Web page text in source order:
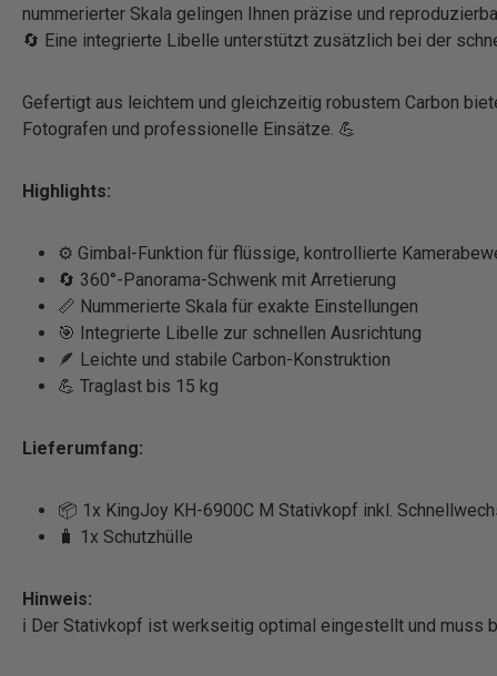
nummerierter Skala gelingen Ihnen präzise und
🔄 Eine integrierte Libelle unterstützt zusätzlich bei der
Gefertigt aus leichtem und gleichzeitig robustem Carbon
Fotografen und professionelle Einsätze. 💪
Highlights:
⚙️ Gimbal-Funktion für flüssige, kontrollierte
🔄 360°-Panorama-Schwenk mit Arretierung
📏 Nummerierte Skala für exakte Einstellungen
🎯 Integrierte Libelle zur schnellen Ausrichtung
🪶 Leichte und stabile Carbon-Konstruktion
💪 Traglast bis 15 kg
Lieferumfang:
📦 1x KingJoy KH-6900C M Stativkopf inkl.
🧳 1x Schutzhülle
Hinweis:
ℹ️ Der Stativkopf ist werkseitig optimal eingestellt und muss